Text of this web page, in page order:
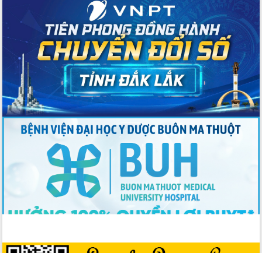
Chủ tịch UBND tỉnh Tạ Anh Tuấn thăm,
chúc mừng các bệnh viện nhân Ngày
Thầy thuốc Việt Nam
Rộn ràng lễ hội truyền thống Sông
nước Đà Nông lần thứ I năm 2026
Kỳ họp Chuyên đề lần thứ Năm, HĐND
tỉnh Đắk Lắk thông qua các nghị quyết
quan trọng
Thống nhất danh sách giới thiệu ứng
cử đại biểu Quốc hội khoá XVI và đại
biểu HĐND tỉnh Đắk Lắk, nhiệm kỳ
Phát động hai phong trào thi đua quan
trọng trong kỷ nguyên mới
Hội nghị lần thứ tư Ban Chỉ đạo công
Hội nghị Báo cáo viên Trung ương
Phó Thủ tướng Hồ Quốc Dũng đánh giá